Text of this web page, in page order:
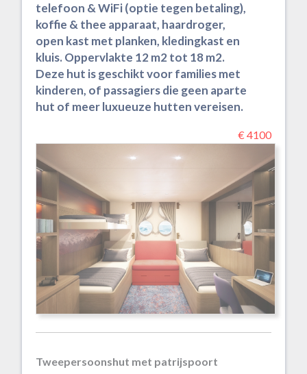
telefoon & WiFi (optie tegen betaling),
koffie & thee apparaat, haardroger,
open kast met planken, kledingkast en
kluis. Oppervlakte 12 m2 tot 18 m2.
Deze hut is geschikt voor families met
kinderen, of passagiers die geen aparte
hut of meer luxueuze hutten vereisen.
€ 4100
Tweepersoonshut met patrijspoort